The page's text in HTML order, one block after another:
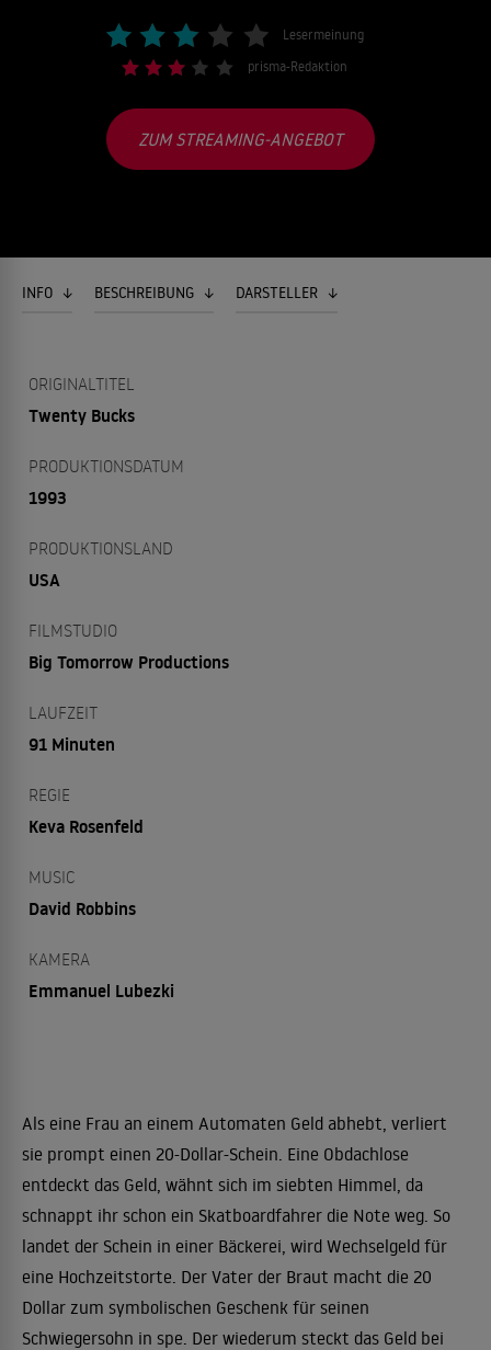
Lesermeinung
prisma-Redaktion
ZUM STREAMING-ANGEBOT
INFO BESCHREIBUNG DARSTELLER
ORIGINALTITEL
Twenty Bucks
PRODUKTIONSDATUM
1993
PRODUKTIONSLAND
USA
FILMSTUDIO
Big Tomorrow Productions
LAUFZEIT
91 Minuten
REGIE
Keva Rosenfeld
MUSIC
David Robbins
KAMERA
Emmanuel Lubezki
Als eine Frau an einem Automaten Geld abhebt, verliert
sie prompt einen 20-Dollar-Schein. Eine Obdachlose
entdeckt das Geld, wähnt sich im siebten Himmel, da
schnappt ihr schon ein Skatboardfahrer die Note weg. So
landet der Schein in einer Bäckerei, wird Wechselgeld für
eine Hochzeitstorte. Der Vater der Braut macht die 20
Dollar zum symbolischen Geschenk für seinen
Schwiegersohn in spe. Der wiederum steckt das Geld bei